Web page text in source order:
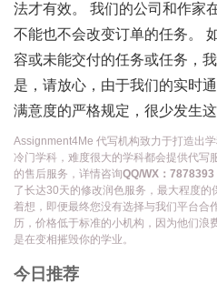
法才有效。 我们的公司和作家
不能也不会改变订单的任务。
容或未能交付的任务或任务，
是，请放心，由于我们的实时
满意度的严格规定，很少发生这
Assignment4Me 代写机构致力于打造出
冷门学科，难度很大的学科都会提供代写
的售后服务，详情咨询QQ/WX：7878393
了长达30天的修改润色服务，最大程度
着想，即便最终您没有选择与我们平台合
历，价格低于标准的小机构，因为他们浪
是在变相摧毁你的学业。
今日推荐